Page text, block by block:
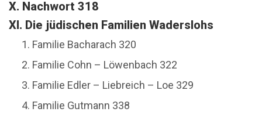
X. Nachwort 318
XI. Die jüdischen Familien Waderslohs
Familie Bacharach 320
Familie Cohn – Löwenbach 322
Familie Edler – Liebreich – Loe 329
Familie Gutmann 338